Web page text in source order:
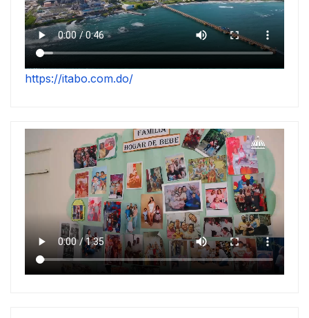
https://itabo.com.do/